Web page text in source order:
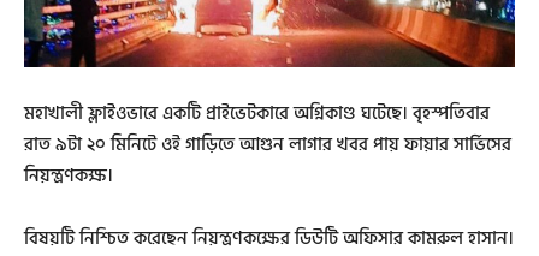
মহাখালী ফ্লাইওভারে একটি প্রাইভেটকারে অগ্নিকাণ্ড ঘটেছে। বৃহস্পতিবার
রাত ৯টা ২০ মিনিটে ওই গাড়িতে আগুন লাগার খবর পায় ফায়ার সার্ভিসের
নিয়ন্ত্রণকক্ষ।
বিষয়টি নিশ্চিত করেছেন নিয়ন্ত্রণকক্ষের ডিউটি অফিসার কামরুল হাসান।